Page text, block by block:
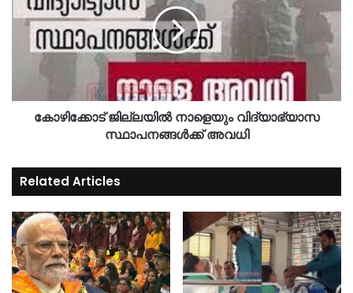
കോഴിക്കോട് ജില്ലയിൽ നാളെയും വിദ്യാഭ്യാസ
സ്ഥാപനങ്ങൾക്ക് അവധി
Related Articles